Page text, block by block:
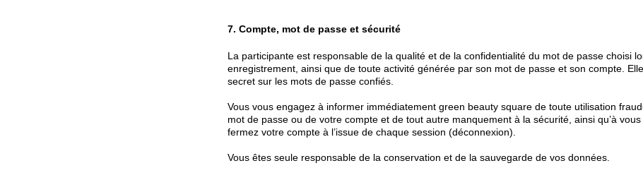
7. Compte, mot de passe et sécurité
La participante est responsable de la qualité et de la confidentialité du mot de passe choisi
enregistrement, ainsi que de toute activité générée par son mot de passe et son compte.
secret sur les mots de passe confiés.
Vous vous engagez à informer immédiatement green beauty square de toute utilisation
mot de passe ou de votre compte et de tout autre manquement à la sécurité, ainsi qu’à
fermez votre compte à l’issue de chaque session (déconnexion).
Vous êtes seule responsable de la conservation et de la sauvegarde de vos données.